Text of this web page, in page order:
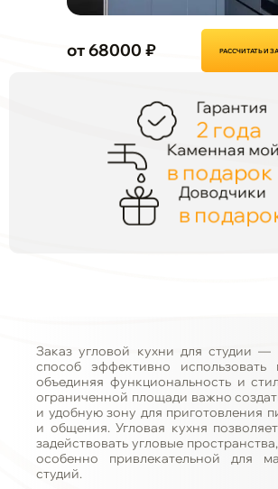
от 68000 ₽ РАССЧИТАТЬ И
Гарантия
2 года
Каменная
в подарок
Доводчики
в
Заказ угловой кухни для студии —
способ эффективно использовать
объединяя функциональность и
ограниченной площади важно
и удобную зону для приготовления
и общения. Угловая кухня
задействовать угловые
особенно привлекательной для
студий.